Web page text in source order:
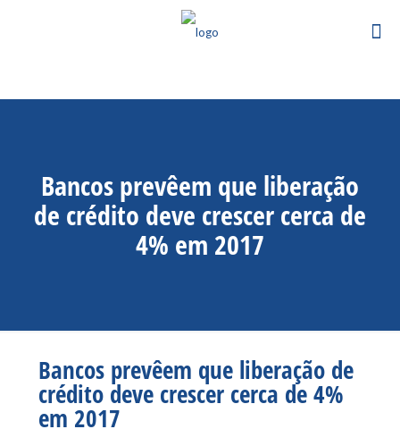
Bancos prevêem que liberação
de crédito deve crescer cerca de
4% em 2017
Bancos prevêem que liberação de
crédito deve crescer cerca de 4%
em 2017